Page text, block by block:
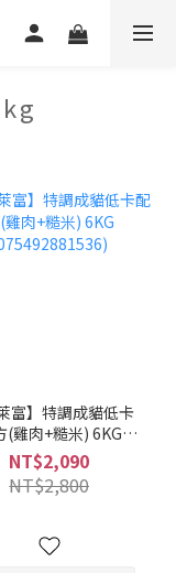
富】特調成貓低卡
(雞肉+糙米) 6KG
(075492881536)
NT$2,090
NT$2,800